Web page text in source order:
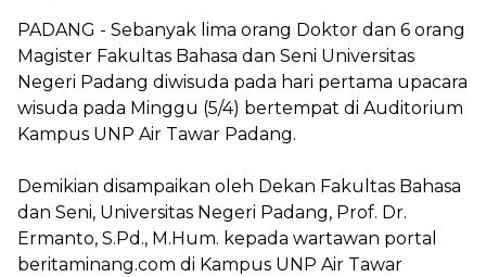
PADANG - Sebanyak lima orang Doktor dan 6 orang
Magister Fakultas Bahasa dan Seni Universitas
Negeri Padang diwisuda pada hari pertama upacara
wisuda pada Minggu (5/4) bertempat di Auditorium
Kampus UNP Air Tawar Padang.
Demikian disampaikan oleh Dekan Fakultas Bahasa
dan Seni, Universitas Negeri Padang, Prof. Dr.
Ermanto, S.Pd., M.Hum. kepada wartawan portal
beritaminang.com di Kampus UNP Air Tawar